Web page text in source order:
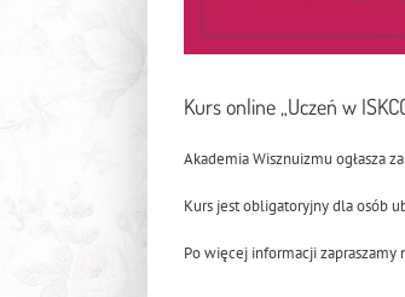
Kurs online „Uczeń w
Akademia Wisznuizmu ogłasza
Kurs jest obligatoryjny dla osób
Po więcej informacji zapraszamy